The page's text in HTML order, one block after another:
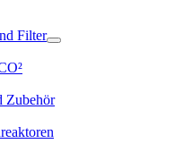
Filter
Zubehör